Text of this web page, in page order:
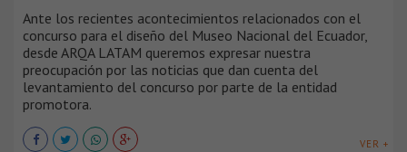
Ante los recientes acontecimientos relacionados con el
concurso para el diseño del Museo Nacional del Ecuador,
desde ARQA LATAM queremos expresar nuestra
preocupación por las noticias que dan cuenta del
levantamiento del concurso por parte de la entidad
promotora.
VER +